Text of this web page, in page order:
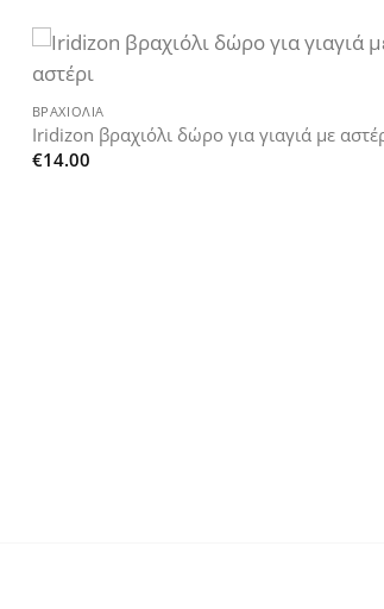
ΒΡΑΧΙΌΛΙΑ
Iridizon βραχιόλι δώρο για γιαγιά με
€14.00